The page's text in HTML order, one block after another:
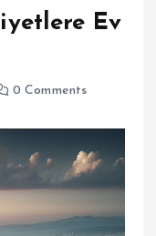
Ev
0 Comments